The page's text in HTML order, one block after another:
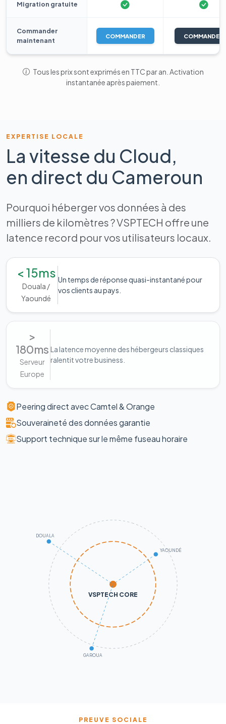
Migration gratuite
Commander
maintenant
COMMANDER COMMANDER
Tous les prix sont exprimés en TTC par an. Activation
instantanée après paiement.
EXPERTISE LOCALE
La vitesse du Cloud,
en direct du Cameroun
Pourquoi héberger vos données à des
milliers de kilomètres ? VSPTECH offre une
latence record pour vos utilisateurs locaux.
< 15ms
Douala /
Yaoundé
Un temps de réponse quasi-instantané pour
vos clients au pays.
>
180ms
Serveur
Europe
La latence moyenne des hébergeurs classiques
ralentit votre business.
Peering direct avec Camtel & Orange
Souveraineté des données garantie
Support technique sur le même fuseau horaire
VSPTECH CORE
DOUALA
YAOUNDÉ
GAROUA
PREUVE SOCIALE